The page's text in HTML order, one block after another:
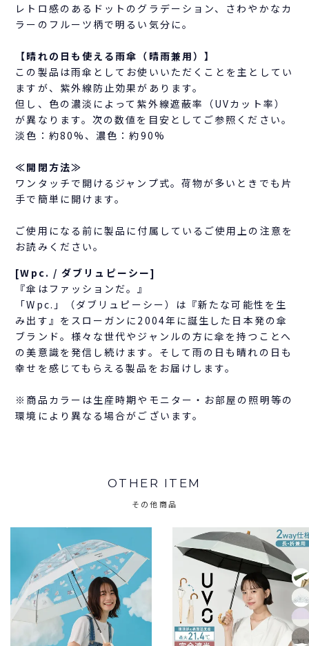
レトロ感のあるドットのグラデーション、さわやかなカ
ラーのフルーツ柄で明るい気分に。
【晴れの日も使える雨傘（晴雨兼用）】
この製品は雨傘としてお使いいただくことを主としてい
ますが、紫外線防止効果があります。
但し、色の濃淡によって紫外線遮蔽率（UVカット率）
が異なります。次の数値を目安としてご参照ください。
淡色：約80%、濃色：約90%
≪開閉方法≫
ワンタッチで開けるジャンプ式。荷物が多いときでも片
手で簡単に開けます。
ご使用になる前に製品に付属しているご使用上の注意を
お読みください。
[Wpc. / ダブリュピーシー]
『傘はファッションだ。』
「Wpc.」（ダブリュピーシー）は『新たな可能性を生
み出す』をスローガンに2004年に誕生した日本発の傘
ブランド。様々な世代やジャンルの方に傘を持つことへ
の美意識を発信し続けます。そして雨の日も晴れの日も
幸せを感じてもらえる製品をお届けします。
※商品カラーは生産時期やモニター・お部屋の照明等の
環境により異なる場合がございます。
OTHER ITEM
その他商品